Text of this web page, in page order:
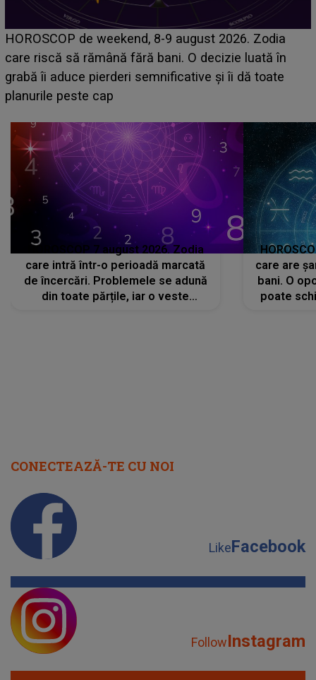
Emanuel a ținut ACEST DETALIU ASCUNS până
acum! În fața Alexandrei, concurentul din Casa Iubirii
face o MĂRTURISIRE NEAȘTEPTATĂ despre mama
sa: "I-am spus și ei în față, eu nu te iubesc pentru
HOROSCOP 7 august 2026. Zodia
care intră într-o perioadă marcată
de încercări. Problemele se adună
din toate părțile, iar o veste
care are
bani. O
poate
CONECTEAZĂ-TE CU NOI
LikeFacebook
FollowInstagram